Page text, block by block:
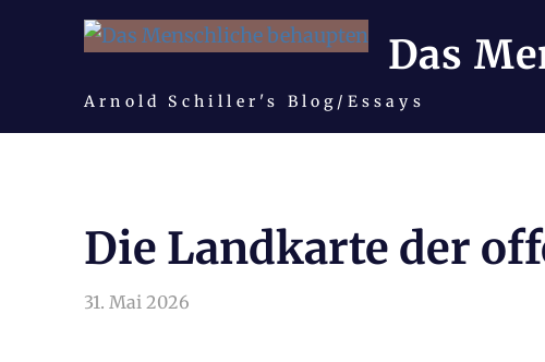
Das
Arnold Schiller's Blog/Essays
Die Landkarte der
31. Mai 2026